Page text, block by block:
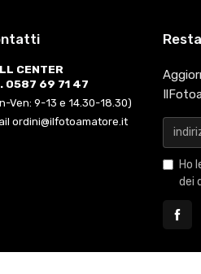
CENTER
0587 69 71 47
Ven: 9-13 e 14.30-18.30)
ordini@ilfotoamatore.it
Ho
dei